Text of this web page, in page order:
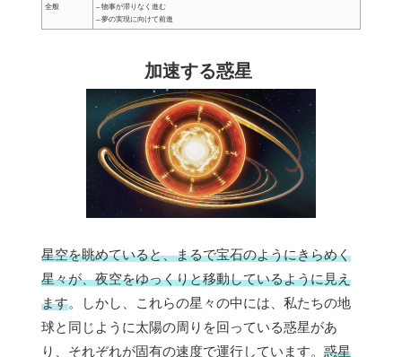
全般
– 物事が滞りなく進む
– 夢の実現に向けて前進
加速する惑星
星空を眺めていると、まるで宝石のようにきらめく
星々が、夜空をゆっくりと移動しているように見え
ます。しかし、これらの星々の中には、私たちの地
球と同じように太陽の周りを回っている惑星があ
り、それぞれが固有の速度で運行しています。 惑星